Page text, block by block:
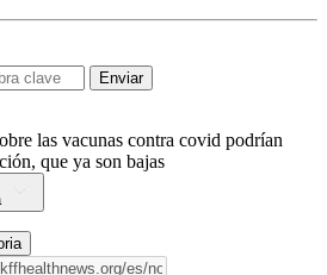
las vacunas contra covid podrían
que ya son bajas